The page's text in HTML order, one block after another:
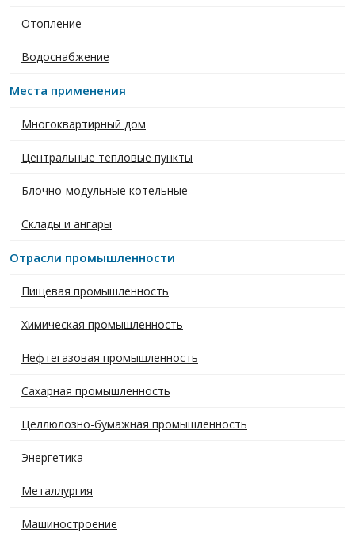
Отопление
Водоснабжение
Места применения
Многоквартирный дом
Центральные тепловые пункты
Блочно-модульные котельные
Склады и ангары
Отрасли промышленности
Пищевая промышленность
Химическая промышленность
Нефтегазовая промышленность
Сахарная промышленность
Целлюлозно-бумажная промышленность
Энергетика
Металлургия
Машиностроение